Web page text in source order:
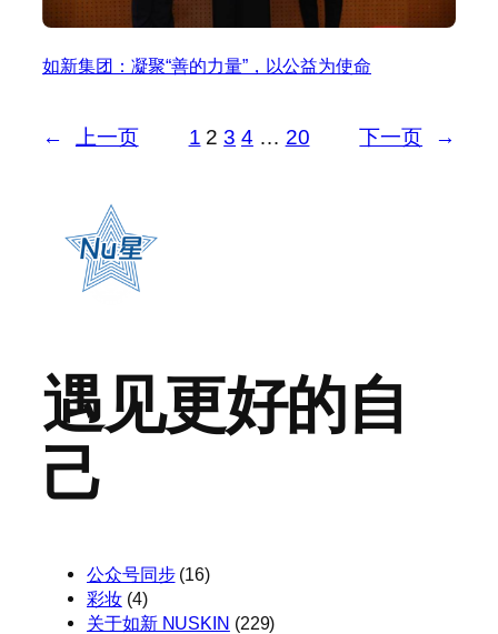
如新集团：凝聚“善的力量”，以公益为使命
← 上一页 1 2 3 4 … 20 下一页 →
遇见更好的自
己
公众号同步(16)
彩妆(4)
关于如新 NUSKIN (229)